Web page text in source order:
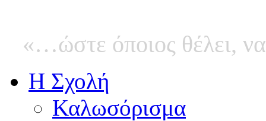
«…ώστε όποιος θέλει,
Η Σχολή
Καλωσόρισμα